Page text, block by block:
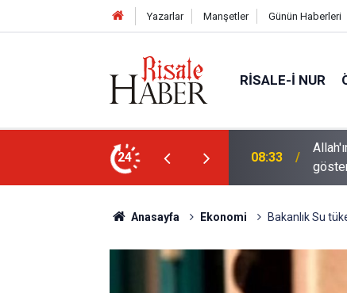
Yazarlar Manşetler Günün Haberleri
RISALE-I NUR
24
hayret verici tecellilerini bize
02:15
halde
Anasayfa Ekonomi Bakanlık Su